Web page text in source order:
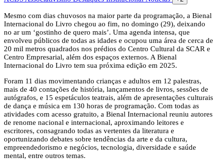
Mesmo com dias chuvosos na maior parte da programação, a Bienal
Internacional do Livro chegou ao fim, no domingo (29), deixando
no ar um ‘gostinho de quero mais’. Uma agenda intensa, que
envolveu públicos de todas as idades e ocupou uma área de cerca de
20 mil metros quadrados nos prédios do Centro Cultural da SCAR e
Centro Empresarial, além dos espaços externos. A Bienal
Internacional do Livro tem sua próxima edição em 2025.
Foram 11 dias movimentando crianças e adultos em 12 palestras,
mais de 40 contações de história, lançamentos de livros, sessões de
autógrafos, e 15 espetáculos teatrais, além de apresentações culturais
de dança e música em 130 horas de programação. Com todas as
atividades com acesso gratuito, a Bienal Internacional reuniu autores
de renome nacional e internacional, aproximando leitores e
escritores, consagrando todas as vertentes da literatura e
oportunizando debates sobre tendências da arte e da cultura,
empreendedorismo e negócios, tecnologia, diversidade e saúde
mental, entre outros temas.